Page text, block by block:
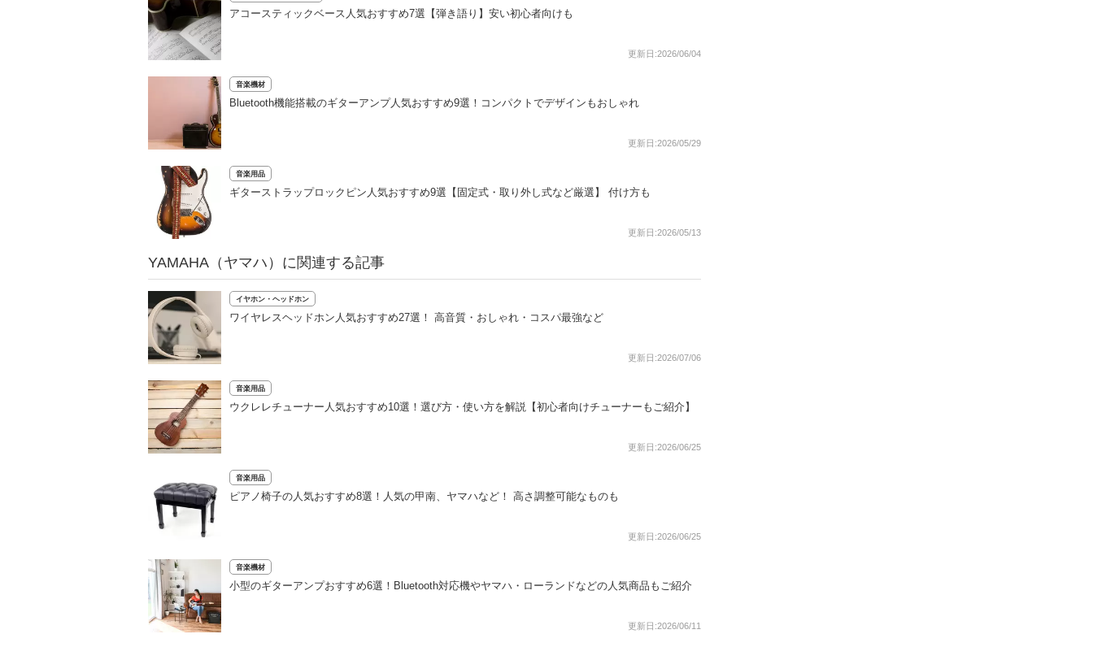
アコースティックベース人気おすすめ7選【弾き語り】安い初心者向けも
更新日:2026/06/04
音楽機材
Bluetooth機能搭載のギターアンプ人気おすすめ9選！コンパクトでデザインもおしゃれ
更新日:2026/05/29
音楽用品
ギターストラップロックピン人気おすすめ9選【固定式・取り外し式など厳選】 付け方も
更新日:2026/05/13
YAMAHA（ヤマハ）に関連する記事
イヤホン・ヘッドホン
ワイヤレスヘッドホン人気おすすめ27選！ 高音質・おしゃれ・コスパ最強など
更新日:2026/07/06
音楽用品
ウクレレチューナー人気おすすめ10選！選び方・使い方を解説【初心者向けチューナーもご紹介】
更新日:2026/06/25
音楽用品
ピアノ椅子の人気おすすめ8選！人気の甲南、ヤマハなど！ 高さ調整可能なものも
更新日:2026/06/25
音楽機材
小型のギターアンプおすすめ6選！Bluetooth対応機やヤマハ・ローランドなどの人気商品もご紹介
更新日:2026/06/11